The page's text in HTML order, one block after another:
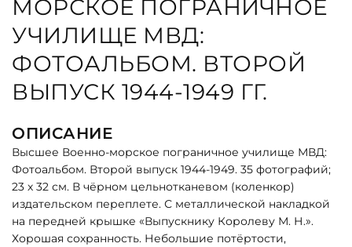
МОРСКОЕ ПОГРАНИЧНОЕ
УЧИЛИЩЕ МВД:
ФОТОАЛЬБОМ. ВТОРОЙ
ВЫПУСК 1944-1949 ГГ.
ОПИСАНИЕ
Высшее Военно-морское пограничное училище МВД:
Фотоальбом. Второй выпуск 1944-1949. 35 фотографий;
23 х 32 см. В чёрном цельнотканевом (коленкор)
издательском переплете. С металлической накладкой
на передней крышке «Выпускнику Королеву М. Н.».
Хорошая сохранность. Небольшие потёртости,